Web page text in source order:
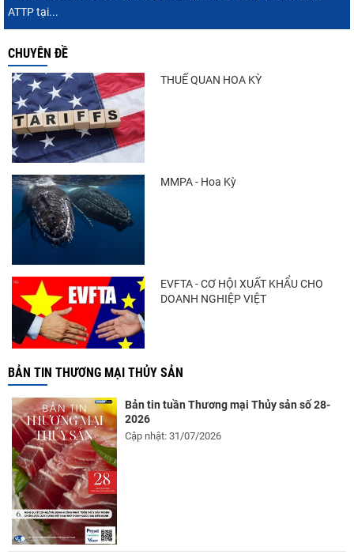
Còn chưa đầy 3 tuần đến Vietfish 2026: Sẵn
Doanh nghiệp thủy sản cùng lúc đối mặt
ATTP tại...
CHUYÊN ĐỀ
THUẾ QUAN HOA KỲ
MMPA - Hoa Kỳ
EVFTA - CƠ HỘI XUẤT KHẨU CHO
DOANH NGHIỆP VIỆT
BẢN TIN THƯƠNG MẠI THỦY SẢN
Bản tin tuần Thương mại Thủy sản số 28-
2026
Cập nhật: 31/07/2026